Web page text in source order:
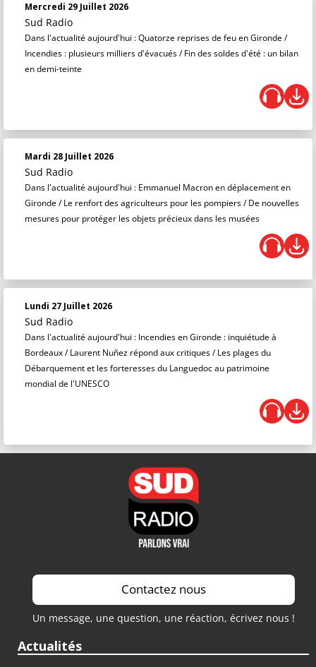
Mercredi 29 Juillet 2026
Sud Radio
Dans l'actualité aujourd'hui : Quatorze reprises de feu en Gironde /
Incendies : plusieurs milliers d'évacués / Fin des soldes d'été : un bilan
en demi-teinte
Mardi 28 Juillet 2026
Sud Radio
Dans l'actualité aujourd'hui : Emmanuel Macron en déplacement en
Gironde / Le renfort des agriculteurs pour les pompiers / De nouvelles
mesures pour protéger les objets précieux dans les musées
Lundi 27 Juillet 2026
Sud Radio
Dans l'actualité aujourd'hui : Incendies en Gironde : inquiétude à
Bordeaux / Laurent Nuñez répond aux critiques / Les plages du
Débarquement et les forteresses du Languedoc au patrimoine
mondial de l'UNESCO
Contactez nous
Un message, une question, une réaction, écrivez nous !
Actualités